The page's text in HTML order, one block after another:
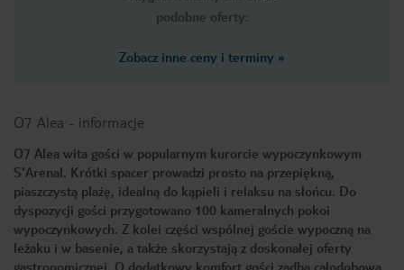
podobne oferty:
Zobacz inne ceny i terminy »
O7 Alea - informacje
O7 Alea wita gości w popularnym kurorcie wypoczynkowym
S'Arenal. Krótki spacer prowadzi prosto na przepiękną,
piaszczystą plażę, idealną do kąpieli i relaksu na słońcu. Do
dyspozycji gości przygotowano 100 kameralnych pokoi
wypoczynkowych. Z kolei części wspólnej goście wypoczną na
leżaku i w basenie, a także skorzystają z doskonałej oferty
gastronomicznej. O dodatkowy komfort gości zadba całodobowa